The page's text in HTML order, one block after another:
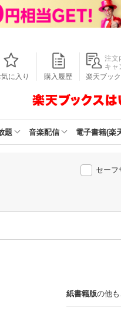
気に入り 購入履歴
注文
キャ
楽天ブッ
題 音楽配信 電子書籍(楽
セーフ
紙書籍版の他